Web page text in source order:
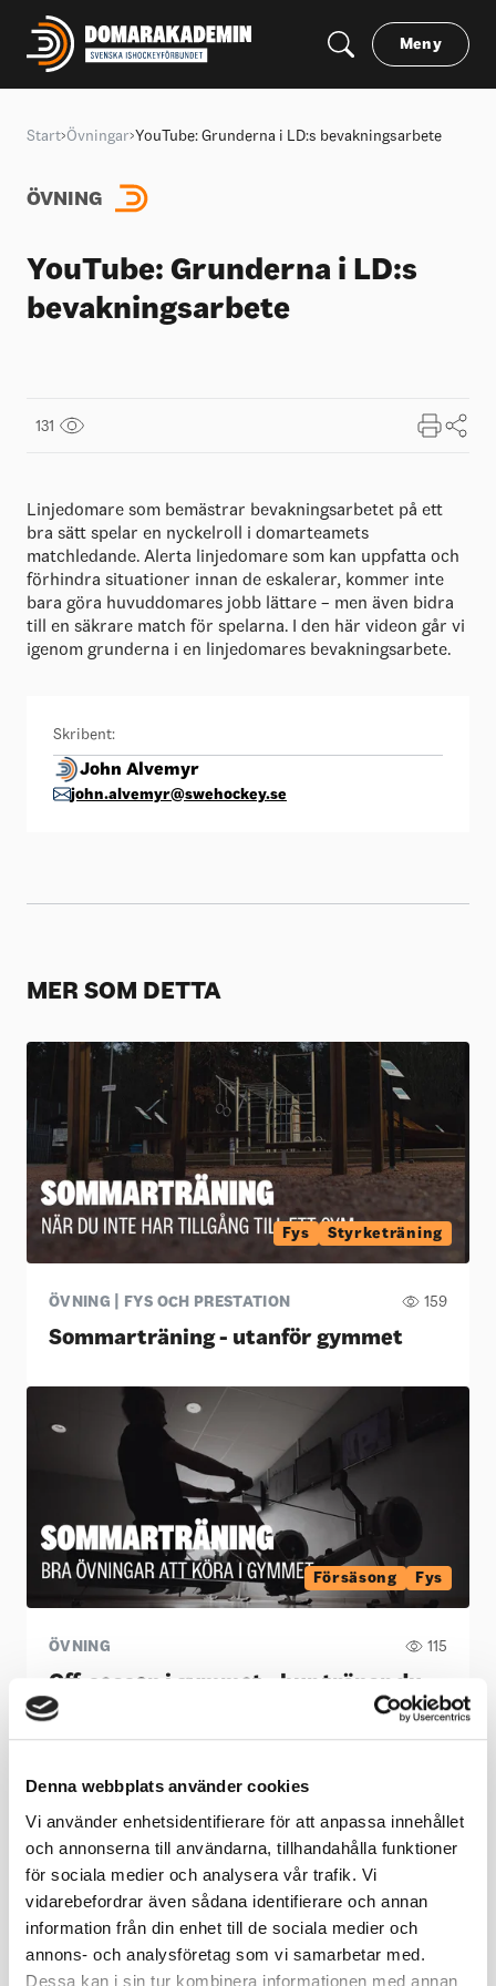
Denna webbplats använder cookies
Vi använder enhetsidentifierare för att anpassa innehållet
och annonserna till användarna, tillhandahålla funktioner
för sociala medier och analysera vår trafik. Vi
vidarebefordrar även sådana identifierare och annan
information från din enhet till de sociala medier och
annons- och analysföretag som vi samarbetar med.
Dessa kan i sin tur kombinera informationen med annan
Meny
Start Övningar YouTube: Grunderna i LD:s bevakningsarbete
ÖVNING
YouTube: Grunderna i LD:s
bevakningsarbete
131
Linjedomare som bemästrar bevakningsarbetet på ett
bra sätt spelar en nyckelroll i domarteamets
matchledande. Alerta linjedomare som kan uppfatta och
förhindra situationer innan de eskalerar, kommer inte
bara göra huvuddomares jobb lättare – men även bidra
till en säkrare match för spelarna. I den här videon går vi
igenom grunderna i en linjedomares bevakningsarbete.
Skribent:
John Alvemyr
john.alvemyr@swehockey.se
MER SOM DETTA
Fys Styrketräning
ÖVNING | FYS OCH PRESTATION 159
Sommarträning - utanför gymmet
Försäsong Fys
ÖVNING 115
Off-season i gymmet - hur tränar du
bäst?